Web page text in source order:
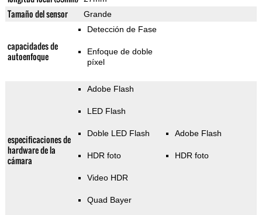
Tamaño del sensor Grande
capacidades de
autoenfoque
Detección de Fase
Enfoque de doble
píxel
especificaciones de
hardware de la
cámara
Adobe Flash
LED Flash
Doble LED Flash
HDR foto
Video HDR
Quad Bayer
Adobe Flash
HDR foto